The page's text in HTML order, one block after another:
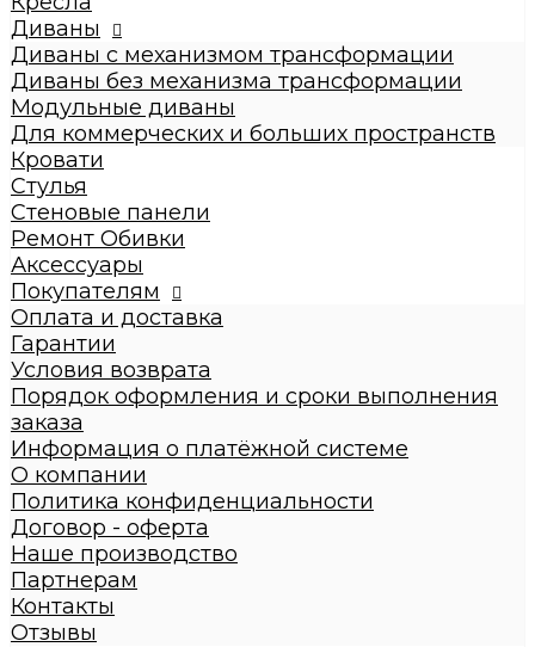
Дизайнерские модели
Кресла
Диваны
Диваны с механизмом трансформации
Диваны без механизма трансформации
Модульные диваны
Для коммерческих и больших пространств
Кровати
Детские кровати
Кровати взрослые
Стулья
Стеновые панели
Ремонт Обивки
Галерея
Диваны
Диваны с механизмом трансформации
Диваны без механизма трансформации
Модульные диваны
Для коммерческих и больших пространств
Кровати
Стулья
Стеновые панели
Ремонт Обивки
Аксессуары
Покупателям
Оплата и доставка
Гарантии
Условия возврата
Порядок оформления и сроки выполнения
заказа
Информация о платёжной системе
О компании
Политика конфиденциальности
Договор - оферта
Наше производство
Партнерам
Контакты
Отзывы